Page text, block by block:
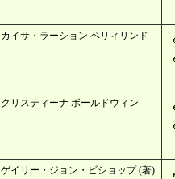
カイサ・ラーション ベリィリンド
クリスティーナ ボールドウィン
ゲイリー・ジョン・ビショップ (著)